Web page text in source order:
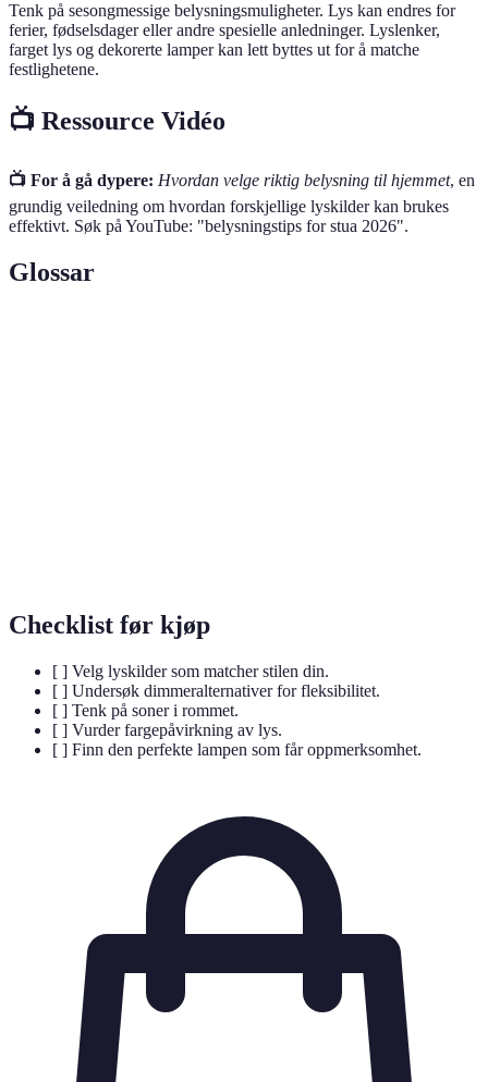
Tenk på sesongmessige belysningsmuligheter. Lys kan endres for
ferier, fødselsdager eller andre spesielle anledninger. Lyslenker,
farget lys og dekorerte lamper kan lett byttes ut for å matche
festlighetene.
📺 Ressource Vidéo
📺 For å gå dypere: Hvordan velge riktig belysning til hjemmet, en
grundig veiledning om hvordan forskjellige lyskilder kan brukes
effektivt. Søk på YouTube: "belysningstips for stua 2026".
Glossar
Checklist før kjøp
[ ] Velg lyskilder som matcher stilen din.
[ ] Undersøk dimmeralternativer for fleksibilitet.
[ ] Tenk på soner i rommet.
[ ] Vurder fargepåvirkning av lys.
[ ] Finn den perfekte lampen som får oppmerksomhet.